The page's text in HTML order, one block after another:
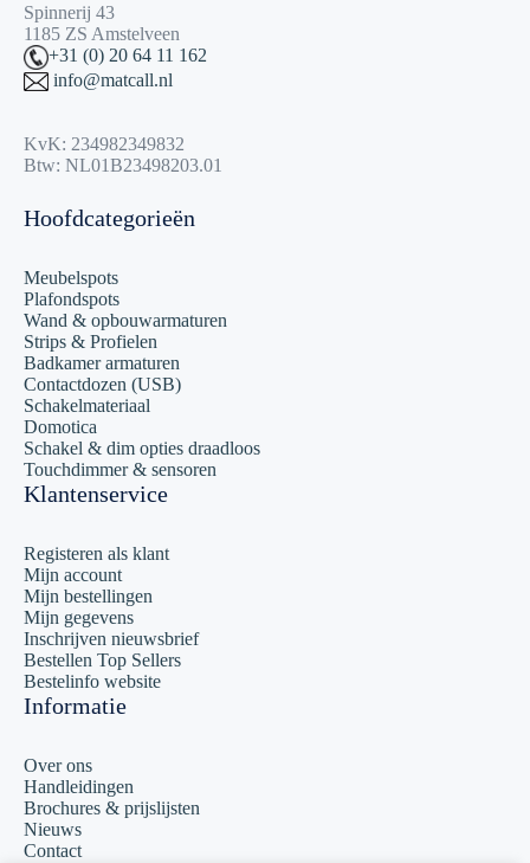
Spinnerij 43
1185 ZS Amstelveen
+31 (0) 20 64 11 162
info@matcall.nl
KvK: 234982349832
Btw: NL01B23498203.01
Hoofdcategorieën
Meubelspots
Plafondspots
Wand & opbouwarmaturen
Strips & Profielen
Badkamer armaturen
Contactdozen (USB)
Schakelmateriaal
Domotica
Schakel & dim opties draadloos
Touchdimmer & sensoren
Klantenservice
Registeren als klant
Mijn account
Mijn bestellingen
Mijn gegevens
Inschrijven nieuwsbrief
Bestellen Top Sellers
Bestelinfo website
Informatie
Over ons
Handleidingen
Brochures & prijslijsten
Nieuws
Contact